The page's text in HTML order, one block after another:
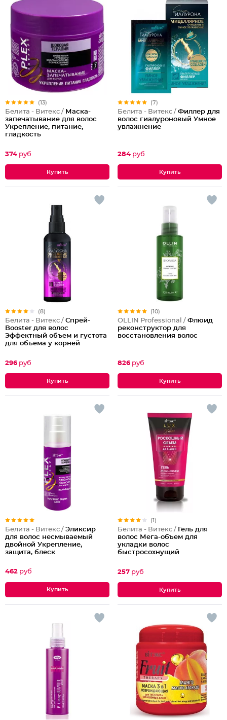
(13)
Белита - Витекс / Маска-
запечатывание для волос
Укрепление, питание,
гладкость
374 руб
(7)
Белита - Витекс / Филлер для
волос гиалуроновый Умное
увлажнение
284 руб
(8)
Белита - Витекс / Спрей-
Booster для волос
Эффектный объем и густота
для объема у корней
296 руб
(10)
OLLIN Professional / Флюид
реконструктор для
восстановления волос
826 руб
Белита - Витекс / Эликсир
для волос несмываемый
двойной Укрепление,
защита, блеск
462 руб
(1)
Белита - Витекс / Гель для
волос Мега-объем для
укладки волос
быстросохнущий
257 руб